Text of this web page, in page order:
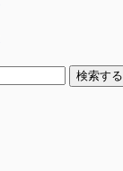
検索する